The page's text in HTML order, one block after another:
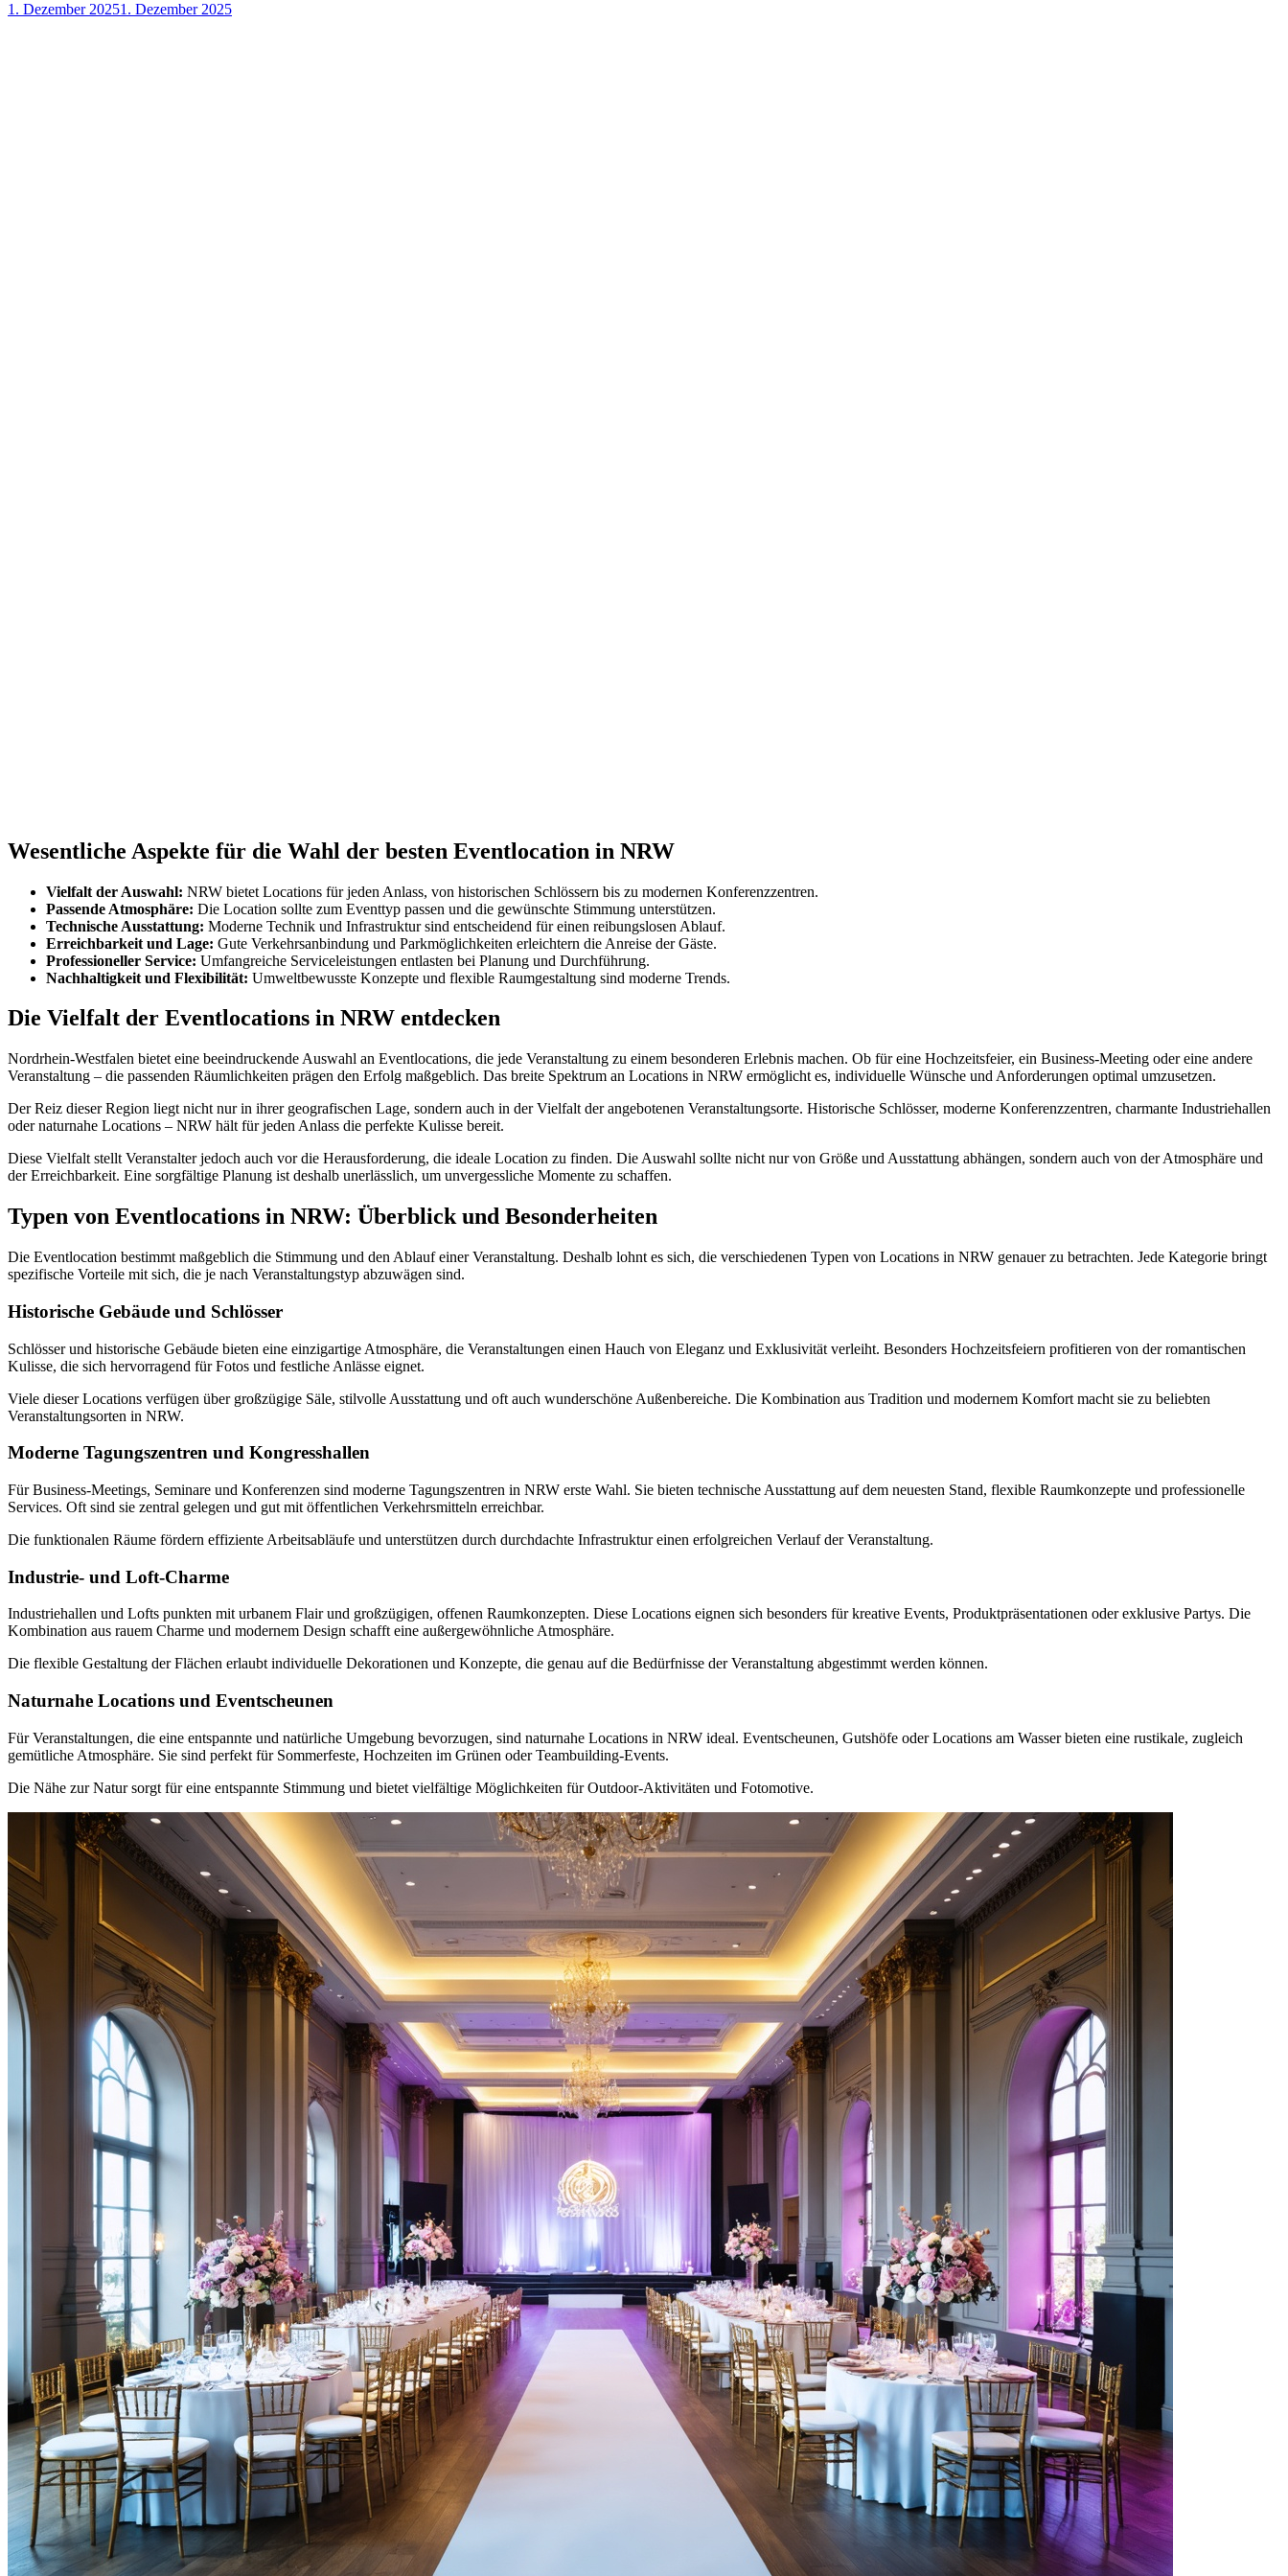
1. Dezember 20251. Dezember 2025
Wesentliche Aspekte für die Wahl der besten Eventlocation in NRW
Vielfalt der Auswahl: NRW bietet Locations für jeden Anlass, von historischen Schlössern bis zu modernen Konferenzzentren.
Passende Atmosphäre: Die Location sollte zum Eventtyp passen und die gewünschte Stimmung unterstützen.
Technische Ausstattung: Moderne Technik und Infrastruktur sind entscheidend für einen reibungslosen Ablauf.
Erreichbarkeit und Lage: Gute Verkehrsanbindung und Parkmöglichkeiten erleichtern die Anreise der Gäste.
Professioneller Service: Umfangreiche Serviceleistungen entlasten bei Planung und Durchführung.
Nachhaltigkeit und Flexibilität: Umweltbewusste Konzepte und flexible Raumgestaltung sind moderne Trends.
Die Vielfalt der Eventlocations in NRW entdecken
Nordrhein-Westfalen bietet eine beeindruckende Auswahl an Eventlocations, die jede Veranstaltung zu einem besonderen Erlebnis machen. Ob für eine Hochzeitsfeier, ein Business-Meeting oder eine andere
Veranstaltung – die passenden Räumlichkeiten prägen den Erfolg maßgeblich. Das breite Spektrum an Locations in NRW ermöglicht es, individuelle Wünsche und Anforderungen optimal umzusetzen.
Der Reiz dieser Region liegt nicht nur in ihrer geografischen Lage, sondern auch in der Vielfalt der angebotenen Veranstaltungsorte. Historische Schlösser, moderne Konferenzzentren, charmante Industriehallen
oder naturnahe Locations – NRW hält für jeden Anlass die perfekte Kulisse bereit.
Diese Vielfalt stellt Veranstalter jedoch auch vor die Herausforderung, die ideale Location zu finden. Die Auswahl sollte nicht nur von Größe und Ausstattung abhängen, sondern auch von der Atmosphäre und
der Erreichbarkeit. Eine sorgfältige Planung ist deshalb unerlässlich, um unvergessliche Momente zu schaffen.
Typen von Eventlocations in NRW: Überblick und Besonderheiten
Die Eventlocation bestimmt maßgeblich die Stimmung und den Ablauf einer Veranstaltung. Deshalb lohnt es sich, die verschiedenen Typen von Locations in NRW genauer zu betrachten. Jede Kategorie bringt
spezifische Vorteile mit sich, die je nach Veranstaltungstyp abzuwägen sind.
Historische Gebäude und Schlösser
Schlösser und historische Gebäude bieten eine einzigartige Atmosphäre, die Veranstaltungen einen Hauch von Eleganz und Exklusivität verleiht. Besonders Hochzeitsfeiern profitieren von der romantischen
Kulisse, die sich hervorragend für Fotos und festliche Anlässe eignet.
Viele dieser Locations verfügen über großzügige Säle, stilvolle Ausstattung und oft auch wunderschöne Außenbereiche. Die Kombination aus Tradition und modernem Komfort macht sie zu beliebten
Veranstaltungsorten in NRW.
Moderne Tagungszentren und Kongresshallen
Für Business-Meetings, Seminare und Konferenzen sind moderne Tagungszentren in NRW erste Wahl. Sie bieten technische Ausstattung auf dem neuesten Stand, flexible Raumkonzepte und professionelle
Services. Oft sind sie zentral gelegen und gut mit öffentlichen Verkehrsmitteln erreichbar.
Die funktionalen Räume fördern effiziente Arbeitsabläufe und unterstützen durch durchdachte Infrastruktur einen erfolgreichen Verlauf der Veranstaltung.
Industrie- und Loft-Charme
Industriehallen und Lofts punkten mit urbanem Flair und großzügigen, offenen Raumkonzepten. Diese Locations eignen sich besonders für kreative Events, Produktpräsentationen oder exklusive Partys. Die
Kombination aus rauem Charme und modernem Design schafft eine außergewöhnliche Atmosphäre.
Die flexible Gestaltung der Flächen erlaubt individuelle Dekorationen und Konzepte, die genau auf die Bedürfnisse der Veranstaltung abgestimmt werden können.
Naturnahe Locations und Eventscheunen
Für Veranstaltungen, die eine entspannte und natürliche Umgebung bevorzugen, sind naturnahe Locations in NRW ideal. Eventscheunen, Gutshöfe oder Locations am Wasser bieten eine rustikale, zugleich
gemütliche Atmosphäre. Sie sind perfekt für Sommerfeste, Hochzeiten im Grünen oder Teambuilding-Events.
Die Nähe zur Natur sorgt für eine entspannte Stimmung und bietet vielfältige Möglichkeiten für Outdoor-Aktivitäten und Fotomotive.